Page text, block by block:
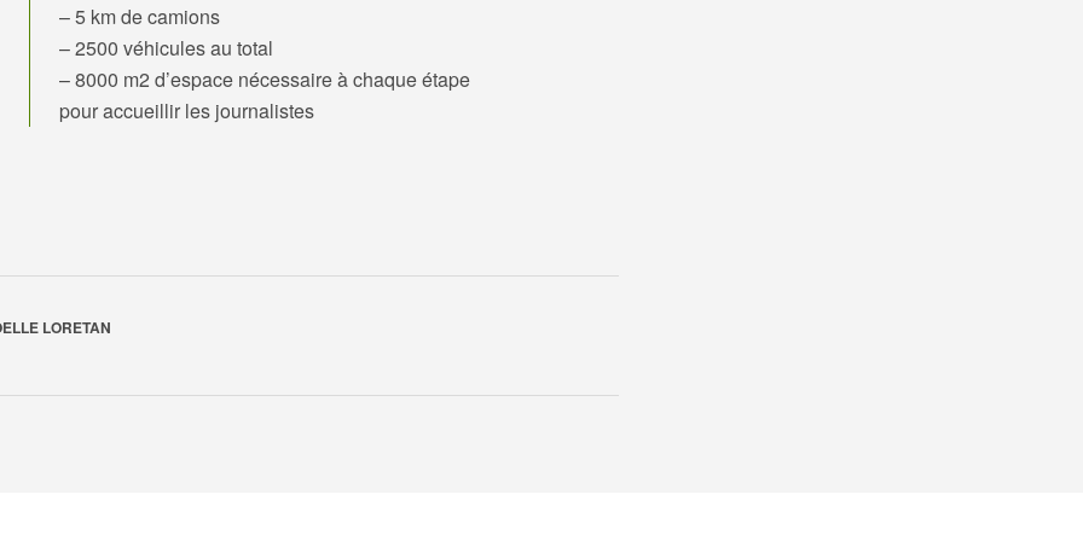
– 5 km de camions
– 2500 véhicules au total
– 8000 m2 d’espace nécessaire à chaque étape
pour accueillir les journalistes
LORETAN